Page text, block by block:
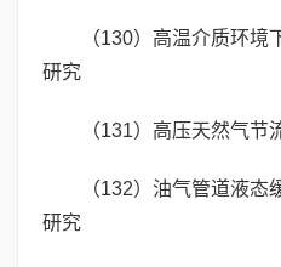
（130）高温介质环
研究
（131）高压天然气节
（132）油气管道液
研究